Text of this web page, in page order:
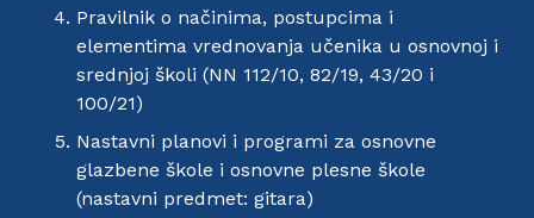
Pravilnik o načinima, postupcima i
elementima vrednovanja učenika u osnovnoj i
srednjoj školi (NN 112/10, 82/19, 43/20 i
100/21)
Nastavni planovi i programi za osnovne
glazbene škole i osnovne plesne škole
(nastavni predmet: gitara)